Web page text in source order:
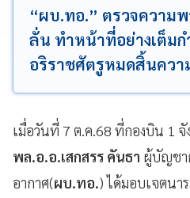
“ผบ.ทอ.” ตรวจความ
ลั่น ทำหน้าที่อย่างเต็มก
อริราชศัตรูหมดสิ้นควา
เมื่อวันที่ 7 ต.ค.68 ที่กองบิน 1 จั
พล.อ.อ.เสกสรร คันธา ผู้บัญชา
อากาศ(ผบ.ทอ.) ได้มอบเจตนา